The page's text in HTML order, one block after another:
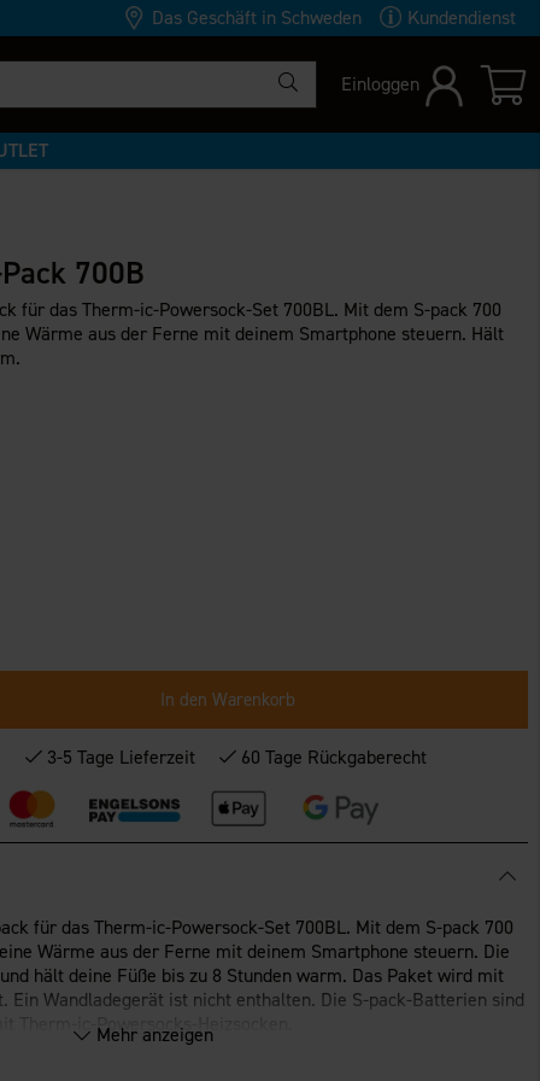
Das Geschäft in Schweden Kundendienst
Einloggen
700B
für das Therm-ic-Powersock-Set 700BL. Mit dem S-pack 700
Wärme aus der Ferne mit deinem Smartphone steuern. Hält
In den Warenkorb
3-5 Tage Lieferzeit 60 Tage Rückgaberecht
für das Therm-ic-Powersock-Set 700BL. Mit dem S-pack 700
Wärme aus der Ferne mit deinem Smartphone steuern. Die
hält deine Füße bis zu 8 Stunden warm. Das Paket wird mit
Ein Wandladegerät ist nicht enthalten. Die S-pack-Batterien sind
Therm-ic-Powersocks-Heizsocken.
Mehr anzeigen